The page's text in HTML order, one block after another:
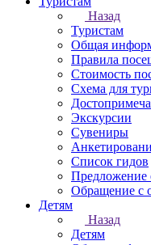
Назад
Туристам
Общая
Правила
Стоимость
Схема для
Экскурсии
Сувениры
Список гидов
Предложение
Обращение с
Детям
Назад
Детям